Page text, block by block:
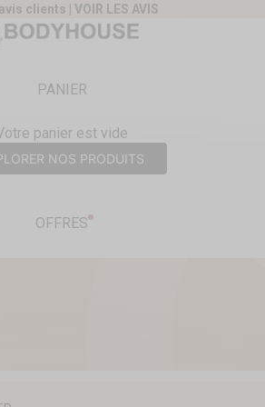
clients | VOIR LES AVIS
House
PANIER
panier est vide
NOS PRODUITS
OFFRES